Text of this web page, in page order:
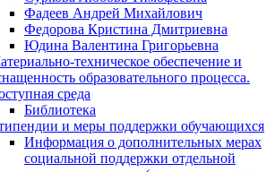
Фадеев Андрей Михайлович
Федорова Кристина Дмитриевна
Юдина Валентина Григорьевна
техническое обеспечение и
образовательного процесса.
среда
Библиотека
и меры поддержки обучающихся
Информация о дополнительных мерах
социальной поддержки отдельной